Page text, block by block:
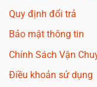
Quy định đổi trả
Bảo mật thông tin
Chính Sách Vận
Điều khoản sử dụng